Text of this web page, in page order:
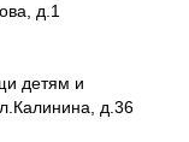
д.1
детям и
д.36